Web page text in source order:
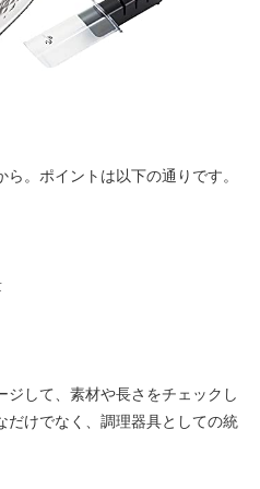
。ポイントは以下の通りです。
ジして、素材や長さをチェックし
だけでなく、調理器具としての統